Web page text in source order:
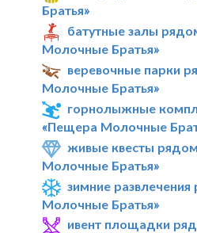
Братья»
батутные залы
Молочные Братья»
веревочные парки
Молочные Братья»
горнолыжные
«Пещера Молочные
живые квесты
Молочные Братья»
зимние
Молочные Братья»
ивент площадки